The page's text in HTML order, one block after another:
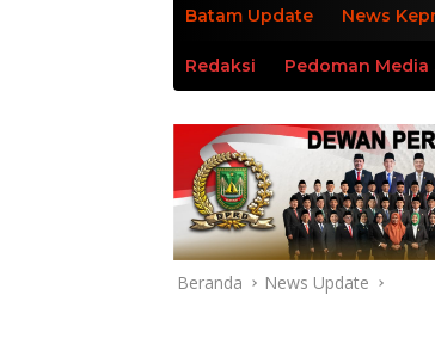
Batam Update News
Redaksi Pedoman Media
Beranda News Update